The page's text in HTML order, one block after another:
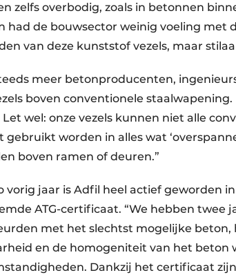
zelfs overbodig, zoals in betonnen
had de bouwsector weinig voeling met
van deze kunststof vezels, maar
meer betonproducenten,
boven conventionele
wel: onze vezels kunnen niet alle
gebruikt worden in alles wat
boven ramen of deuren.”
vorig jaar is Adfil heel actief geworden
ATG-certificaat. “We hebben twee
met het slechtst mogelijke beton,
en de homogeniteit van het beton
Dankzij het certificaat